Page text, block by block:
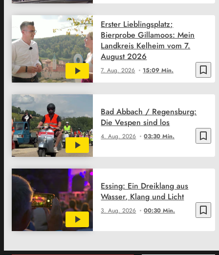
bookmark_border
7. Aug. 2026 15:09 Min.
Erster Lieblingsplatz;
Bierprobe Gillamoos: Mein
Landkreis Kelheim vom 7.
August 2026
bookmark_border
4. Aug. 2026 03:30 Min.
Bad Abbach / Regensburg:
Die Vespen sind los
bookmark_border
3. Aug. 2026 00:30 Min.
Essing: Ein Dreiklang aus
Wasser, Klang und Licht